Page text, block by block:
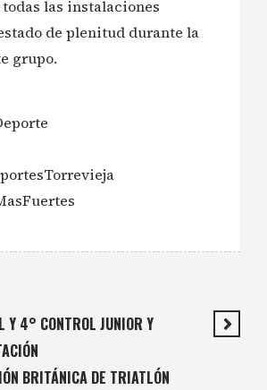
las instalaciones
de plenitud durante la
grupo.
4° CONTROL JUNIOR Y
BRITÁNICA DE TRIATLÓN